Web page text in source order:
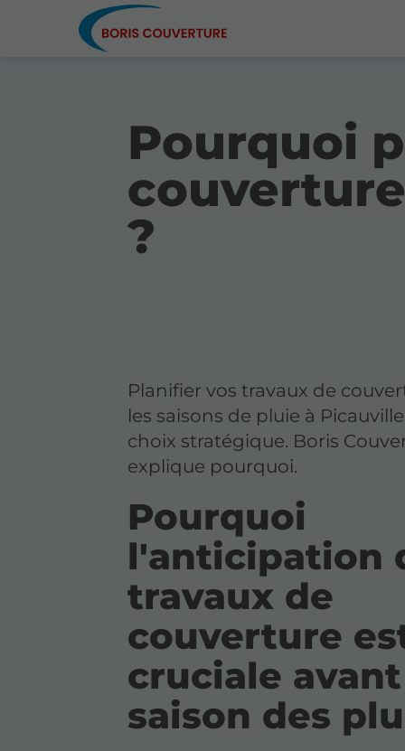
Pourquoi
?
Planifier vos travaux de
les saisons de pluie à
choix stratégique. Boris
explique pourquoi.
Pourquoi
l'anticipation
travaux de
couverture
cruciale
saison des